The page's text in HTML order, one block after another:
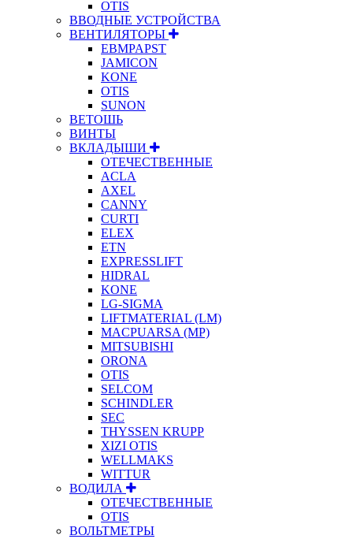
OTIS
ВВОДНЫЕ УСТРОЙСТВА
ВЕНТИЛЯТОРЫ
EBMPAPST
JAMICON
KONE
OTIS
SUNON
ВЕТОШЬ
ВИНТЫ
ВКЛАДЫШИ
ОТЕЧЕСТВЕННЫЕ
ACLA
AXEL
CANNY
CURTI
ELEX
ETN
EXPRESSLIFT
HIDRAL
KONE
LG-SIGMA
LIFTMATERIAL (LM)
MACPUARSA (MP)
MITSUBISHI
ORONA
OTIS
SELCOM
SCHINDLER
SEC
THYSSEN KRUPP
XIZI OTIS
WELLMAKS
WITTUR
ВОДИЛА
ОТЕЧЕСТВЕННЫЕ
OTIS
ВОЛЬТМЕТРЫ